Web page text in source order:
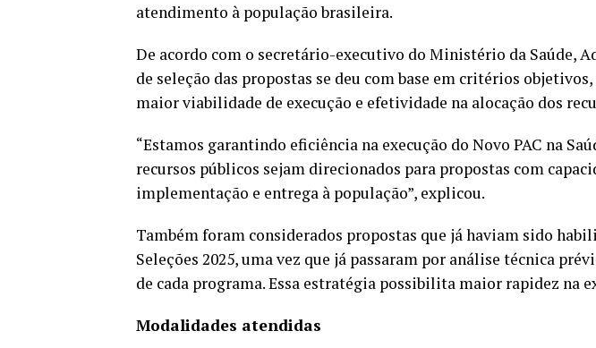
atendimento à população brasileira.
De acordo com o secretário-executivo do Ministério da Saúde,
de seleção das propostas se deu com base em critérios
maior viabilidade de execução e efetividade na alocação dos
“Estamos garantindo eficiência na execução do Novo PAC na
recursos públicos sejam direcionados para propostas com
implementação e entrega à população”, explicou.
Também foram considerados propostas que já haviam sido
Seleções 2025, uma vez que já passaram por análise técnica
de cada programa. Essa estratégia possibilita maior rapidez na
Modalidades atendidas